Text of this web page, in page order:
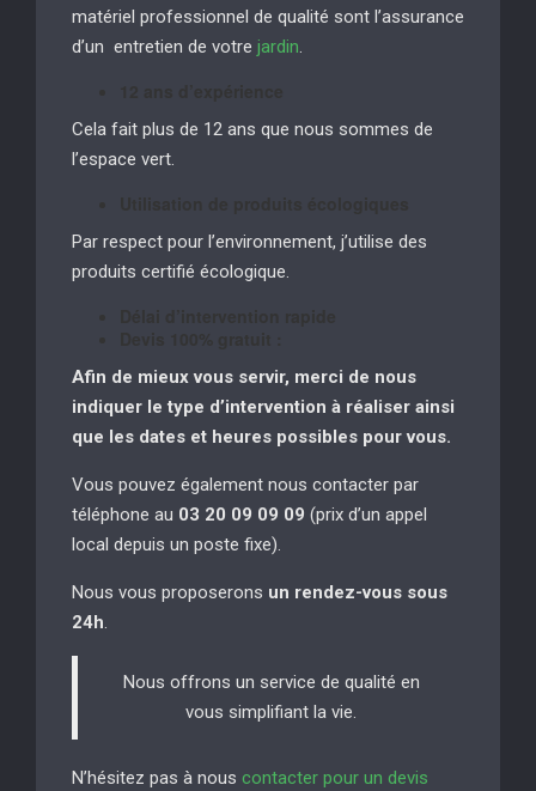
matériel professionnel de qualité sont l’assurance
d’un entretien de votre jardin.
Cela fait plus de 12 ans que nous sommes de
l’espace vert.
Par respect pour l’environnement, j’utilise des
produits certifié écologique.
Afin de mieux vous servir, merci de nous
indiquer le type d’intervention à réaliser ainsi
que les dates et heures possibles pour vous.
Vous pouvez également nous contacter par
téléphone au 03 20 09 09 09 (prix d’un appel
local depuis un poste fixe).
Nous vous proposerons un rendez-vous sous
24h.
Nous offrons un service de qualité en
vous simplifiant la vie.
N’hésitez pas à nous contacter pour un devis